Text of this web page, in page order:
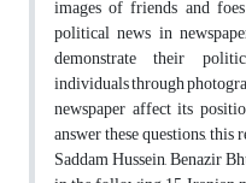
images of friends and
political news in
demonstrate their
individuals through
newspaper affect its
answer these questions, this
Saddam Hussein, Benazir